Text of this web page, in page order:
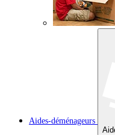
Aides-déménageurs